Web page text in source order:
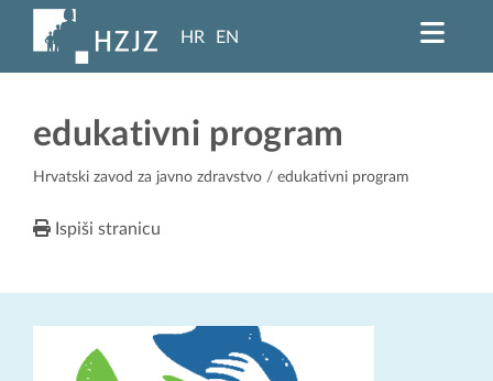
HR EN
edukativni program
Hrvatski zavod za javno zdravstvo / edukativni program
Ispiši stranicu